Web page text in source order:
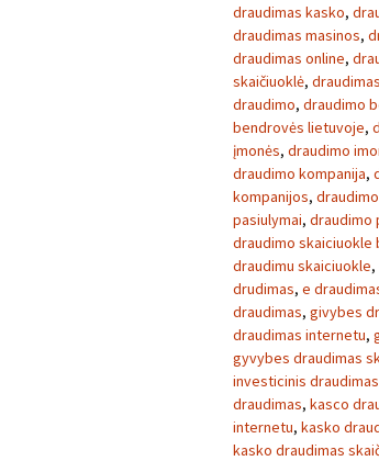
draudimas kasko,
draudimas masinos,
draudimas online,
skaičiuoklė,
draudimo, draudimo
bendrovės lietuvoje,
įmonės, draudimo
draudimo kompanija,
kompanijos,
pasiulymai, draudimo
draudimo skaiciuokle
draudimu skaiciuokle,
drudimas, e
draudimas, givybes
draudimas internetu,
gyvybes draudimas
investicinis draudimas
draudimas, kasco
internetu, kasko
kasko draudimas